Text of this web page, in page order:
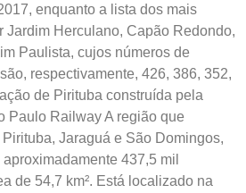
enquanto a lista dos mais
Jardim Herculano, Capão Redondo,
Paulista, cujos números de
respectivamente, 426, 386, 352,
de Pirituba construída pela
Paulo Railway A região que
Jaraguá e São Domingos,
437,5 mil
de 54,7 km². Está localizado na